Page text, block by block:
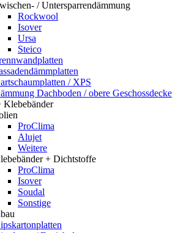
/ Untersparrendämmung
Rockwool
Isover
Ursa
Steico
/ XPS
Dachboden / obere Geschossdecke
Klebebänder
ProClima
Alujet
Weitere
+ Dichtstoffe
ProClima
Isover
Soudal
Sonstige